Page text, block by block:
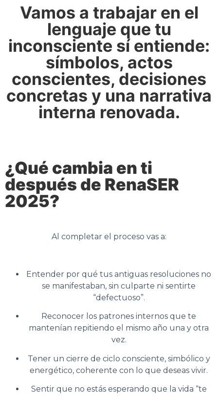
Vamos a trabajar en el
lenguaje que tu
inconsciente sí entiende:
símbolos, actos
conscientes, decisiones
concretas y una narrativa
interna renovada.
¿Qué cambia en ti
después de RenaSER
2025?
Al completar el proceso vas a:
Entender por qué tus antiguas resoluciones no
se manifestaban, sin culparte ni sentirte
“defectuoso”.
Reconocer los patrones internos que te
mantenían repitiendo el mismo año una y otra
vez.
Tener un cierre de ciclo consciente, simbólico y
energético, coherente con lo que deseas vivir.
Sentir que no estás esperando que la vida “te